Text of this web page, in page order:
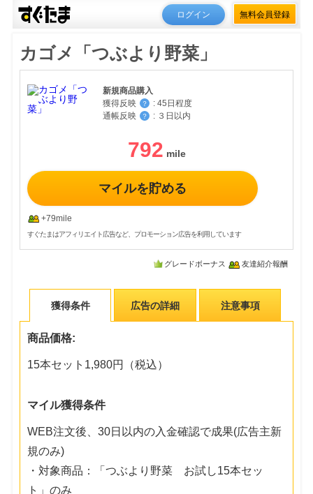
ログイン 無料会員登録
カゴメ「つぶより野菜」
新規商品購入
獲得反映
？ : 45日程度
通帳反映
？ : ３日以内
792
マイルを貯める
+79mile
すぐたまはアフィリエイト広告など、プロモーション広告を利用しています
グレードボーナス 友達紹介報酬
獲得条件 広告の詳細 注意事項
商品価格:
15本セット1,980円（税込）
マイル獲得条件
WEB注文後、30日以内の入金確認で成果(広告主新
規のみ)
・対象商品：「つぶより野菜 お試し15本セッ
ト」のみ